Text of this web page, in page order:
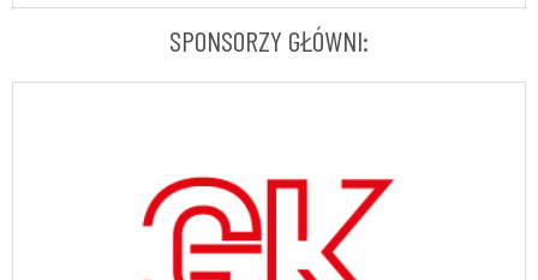
SPONSORZY GŁÓWNI: